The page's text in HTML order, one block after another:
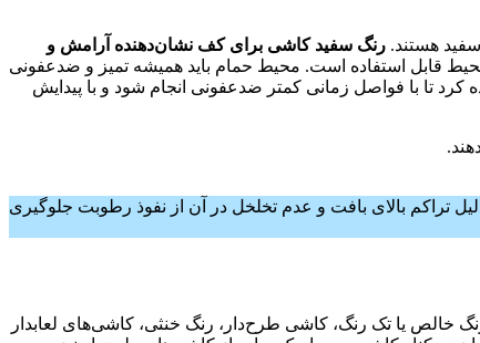
هستند. رنگ سفید کاشی برای کف نشان‌دهنده آرامش و
قابل استفاده است. محیط حمام باید همیشه تمیز و ضدعفونی
تا با فواصل زمانی کمتر ضدعفونی انجام شود و با پیدایش
تراکم بالای بافت و عدم تخلخل در آن از نفوذ رطوبت جلوگیری
خالص یا تک رنگ، کاشی طرح‌دار، رنگ خنثی، کاشی‌های لعابدار